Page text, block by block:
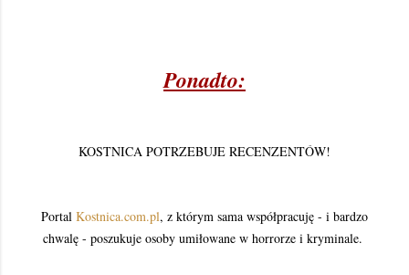
Ponadto:
KOSTNICA POTRZEBUJE RECENZENTÓW!
Portal Kostnica.com.pl, z którym sama współpracuję - i bardzo
chwalę - poszukuje osoby umiłowane w horrorze i kryminale.